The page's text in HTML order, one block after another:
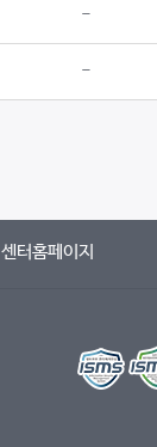
-
-
센터홈페이지